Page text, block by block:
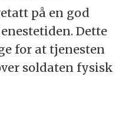
på en god
Dette
for at tjenesten
soldaten fysisk